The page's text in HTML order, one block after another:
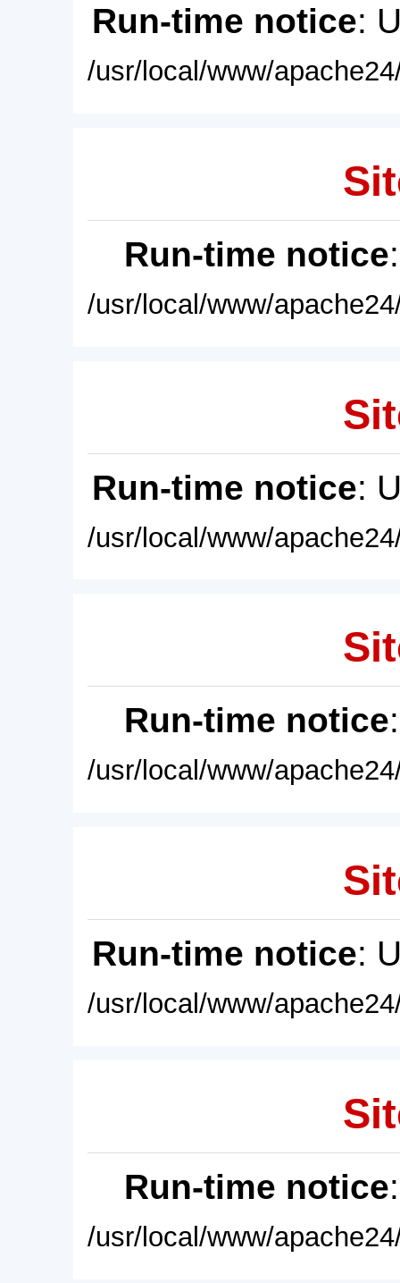
Run-time notice:
/usr/local/www/
Run-time notice
/usr/local/www/
Run-time notice:
/usr/local/www/
Run-time notice
/usr/local/www/
Run-time notice:
/usr/local/www/
Run-time notice
/usr/local/www/